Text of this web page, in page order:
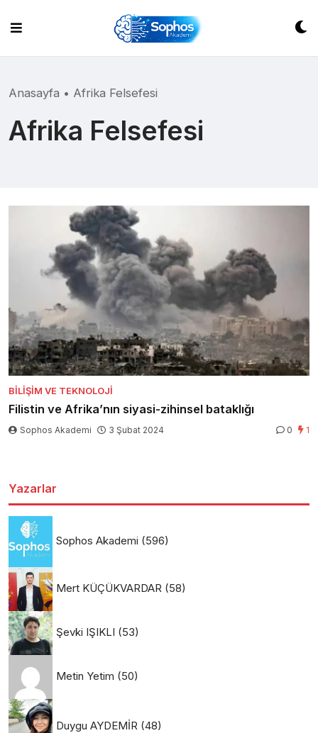
content
Anasayfa • Afrika Felsefesi
Afrika Felsefesi
BILIŞIM VE TEKNOLOJI
Filistin ve Afrika’nın siyasi-zihinsel bataklığı
Sophos Akademi 3 Şubat 2024 0 1
Yazarlar
Sophos Akademi (596)
Mert KÜÇÜKVARDAR (58)
Şevki IŞIKLI (53)
Metin Yetim (50)
Duygu AYDEMİR (48)